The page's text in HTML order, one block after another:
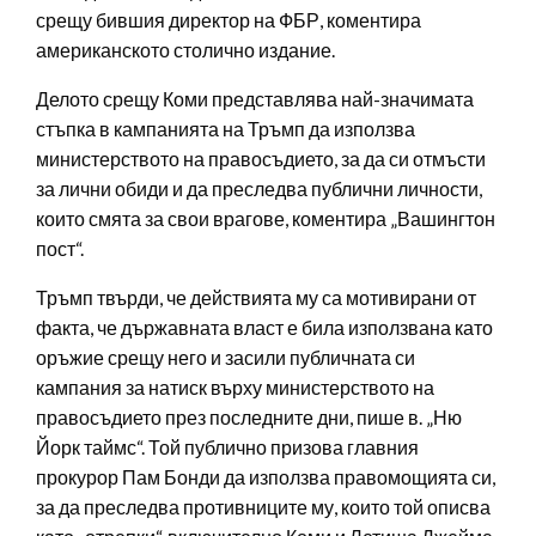
срещу бившия директор на ФБР, коментира
американското столично издание.
Делото срещу Коми представлява най-значимата
стъпка в кампанията на Тръмп да използва
министерството на правосъдието, за да си отмъсти
за лични обиди и да преследва публични личности,
които смята за свои врагове, коментира „Вашингтон
пост“.
Тръмп твърди, че действията му са мотивирани от
факта, че държавната власт е била използвана като
оръжие срещу него и засили публичната си
кампания за натиск върху министерството на
правосъдието през последните дни, пише в. „Ню
Йорк таймс“. Той публично призова главния
прокурор Пам Бонди да използва правомощията си,
за да преследва противниците му, които той описва